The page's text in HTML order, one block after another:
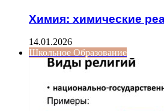
Химия: химические
14.01.2026
Школьное Образование